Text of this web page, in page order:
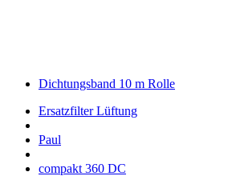
Dichtungsband 10 m Rolle
Ersatzfilter Lüftung
Paul
compakt 360 DC